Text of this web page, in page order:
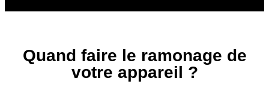
Quand faire le ramonage de
votre appareil ?